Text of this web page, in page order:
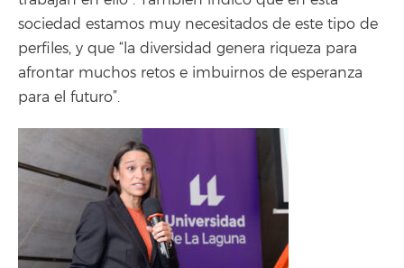
sociedad estamos muy necesitados de este tipo de
perfiles, y que “la diversidad genera riqueza para
afrontar muchos retos e imbuirnos de esperanza
para el futuro”.